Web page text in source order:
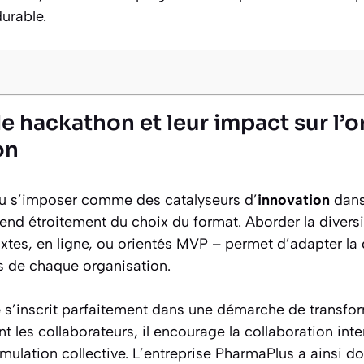
hackathon et leur impact sur
s’imposer comme des catalyseurs d’innovation
étroitement du choix du format. Aborder la
en ligne, ou orientés MVP – permet d’adapter la
chaque organisation.
s’inscrit parfaitement dans une démarche de
les collaborateurs, il encourage la collaboration
collective. L’entreprise PharmaPlus a ainsi